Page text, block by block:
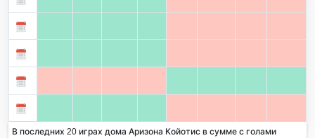
В последних 20 играх дома Аризона Койотис в сумме с голами